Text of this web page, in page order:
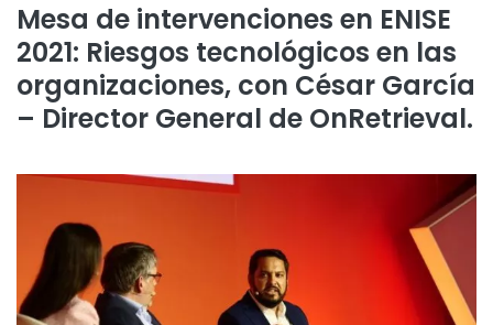
Mesa de intervenciones en ENISE
2021: Riesgos tecnológicos en las
organizaciones, con César García
– Director General de OnRetrieval.